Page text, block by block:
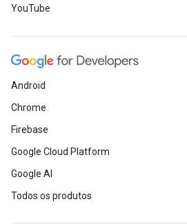
YouTube
Android
Chrome
Firebase
Google Cloud Platform
Google AI
Todos os produtos